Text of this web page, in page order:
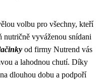
volbu pro všechny, kteří
nutričně vyváženou snídani
od firmy Nutrend vás
a lahodnou chutí. Díky
dlouhou dobu a podpoří